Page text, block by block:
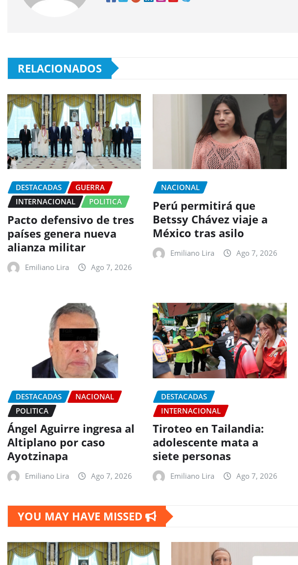
RELACIONADOS
DESTACADAS
GUERRA
INTERNACIONAL
POLITICA
Pacto defensivo de tres
países genera nueva
alianza militar
Emiliano Lira Ago 7, 2026
NACIONAL
Perú permitirá que
Betssy Chávez viaje a
México tras asilo
Emiliano Lira Ago 7, 2026
DESTACADAS
NACIONAL
POLITICA
Ángel Aguirre ingresa al
Altiplano por caso
Ayotzinapa
Emiliano Lira Ago 7, 2026
DESTACADAS
INTERNACIONAL
Tiroteo en Tailandia:
adolescente mata a
siete personas
Emiliano Lira Ago 7, 2026
YOU MAY HAVE MISSED